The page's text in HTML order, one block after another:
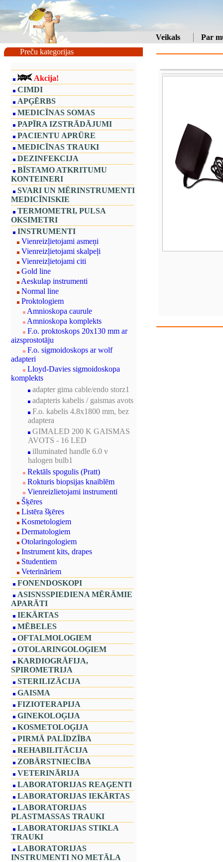
Veikals
Par
Preču kategorijas
Akcija!
CIMDI
APĢĒRBS
MEDICĪNAS SOMAS
PAPĪRA IZSTRĀDĀJUMI
PACIENTU APRŪRE
MEDICĪNAS TRAUKI
DEZINFEKCIJA
BĪSTAMO ATKRITUMU
KONTEINERI
SVARI UN MĒRINSTRUMENTI
MEDICĪNISKIE
TERMOMETRI, PULSA
OKSIMETRI
INSTRUMENTI
Vienreizļietojami asmeņi
Vienreizļietojami skalpeļi
Vienreizļietojami citi
Gold line
Aeskulap instrumenti
Normal line
Proktologiem
Amnioskopa caurule
Amnioskopa komplekts
F.o. proktoskops 20x130 mm ar
aizsprostotāju
F.o. sigmoidoskops ar wolf
adapteri
Lloyd-Davies sigmoidoskopa
komplekts
adapter gima cable/endo storz1
adapteris kabelis / gaismas avots
F.o. kabelis 4.8x1800 mm, bez
adaptera
GIMALED 200 K GAISMAS
AVOTS - 16 LED
illuminated handle 6.0 v
halogen bulb1
Rektāls spogulis (Pratt)
Rokturis biopsijas knaiblēm
Vienreizlietojami instrumenti
Šķēres
Listēra šķēres
Kosmetologiem
Dermatologiem
Otolaringologiem
Instrument kits, drapes
Studentiem
Veterināriem
FONENDOSKOPI
ASISNSSPIEDIENA MĒRĀMIE
APARĀTI
IEKĀRTAS
MĒBELES
OFTALMOLOGIEM
OTOLARINGOLOĢIEM
KARDIOGRĀFIJA,
SPIROMETRIJA
STERILIZĀCIJA
GAISMA
FIZIOTERAPIJA
GINEKOLOĢIJA
KOSMETOLOĢIJA
PIRMĀ PALĪDZĪBA
REHABILITĀCIJA
ZOBĀRSTNIECĪBA
VETERINĀRIJA
LABORATORIJAS REAĢENTI
LABORATORIJAS IEKĀRTAS
LABORATORIJAS
PLASTMASSAS TRAUKI
LABORATORIJAS STIKLA
TRAUKI
LABORATORIJAS
INSTRUMENTI NO METĀLA